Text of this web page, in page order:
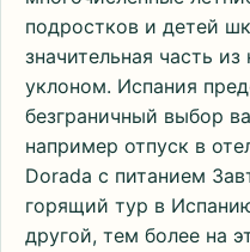
подростков и детей
значительная часть
уклоном. Испания
безграничный выбор
например отпуск в
Dorada с питанием
горящий тур в
другой, тем более на